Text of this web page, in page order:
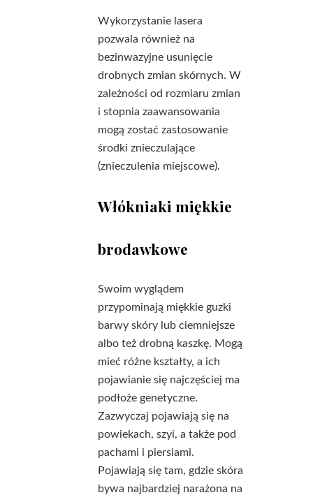
Wykorzystanie lasera
pozwala również na
bezinwazyjne usunięcie
drobnych zmian skórnych. W
zależności od rozmiaru zmian
i stopnia zaawansowania
mogą zostać zastosowanie
środki znieczulające
(znieczulenia miejscowe).
Włókniaki miękkie
brodawkowe
Swoim wyglądem
przypominają miękkie guzki
barwy skóry lub ciemniejsze
albo też drobną kaszkę. Mogą
mieć różne kształty, a ich
pojawianie się najczęściej ma
podłoże genetyczne.
Zazwyczaj pojawiają się na
powiekach, szyi, a także pod
pachami i piersiami.
Pojawiają się tam, gdzie skóra
bywa najbardziej narażona na